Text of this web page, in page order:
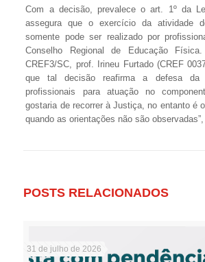
Com a decisão, prevalece o art. 1º da
assegura que o exercício da atividade
somente pode ser realizado por
Conselho Regional de Educação
CREF3/SC, prof. Irineu Furtado (CREF
que tal decisão reafirma a defesa da
profissionais para atuação no
gostaria de recorrer à Justiça, no entanto é
quando as orientações não são
POSTS RELACIONADOS
31 de julho de 2026